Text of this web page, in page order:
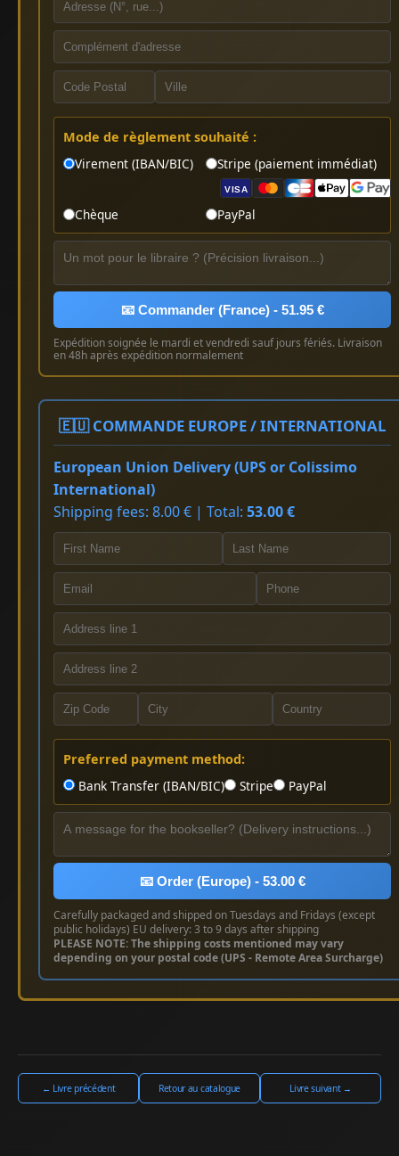
Mode de règlement souhaité :
Virement (IBAN/BIC)
Stripe (paiement immédiat)
VISA
Chèque PayPal
📧 Commander (France) - 51.95 €
Expédition soignée le mardi et vendredi sauf jours fériés. Livraison
en 48h après expédition normalement
🇪🇺 COMMANDE EUROPE / INTERNATIONAL
European Union Delivery (UPS or Colissimo
International)
Shipping fees: 8.00 € | Total: 53.00 €
Preferred payment method:
Bank Transfer (IBAN/BIC)
Stripe PayPal
📧 Order (Europe) - 53.00 €
Carefully packaged and shipped on Tuesdays and Fridays (except
public holidays) EU delivery: 3 to 9 days after shipping
PLEASE NOTE: The shipping costs mentioned may vary
depending on your postal code (UPS - Remote Area Surcharge)
← Livre précédent Retour au catalogue Livre suivant →